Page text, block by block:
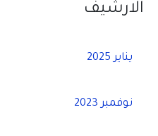
الارشيف
يناير 2025
نوفمبر 2023